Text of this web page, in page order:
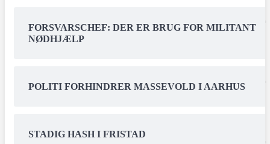
FORSVARSCHEF: DER ER BRUG FOR MILITANT
NØDHJÆLP
POLITI FORHINDRER MASSEVOLD I AARHUS
STADIG HASH I FRISTAD